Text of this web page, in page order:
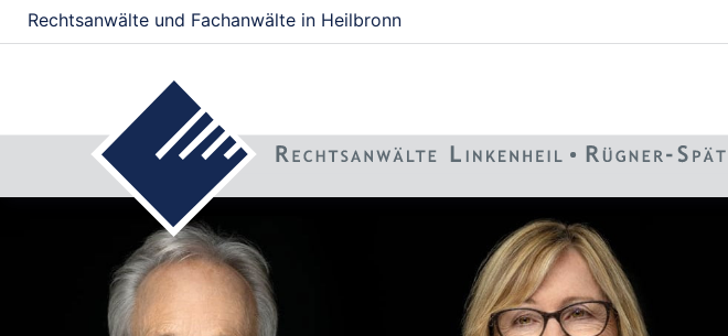
Rechtsanwälte und Fachanwälte in Heilbronn